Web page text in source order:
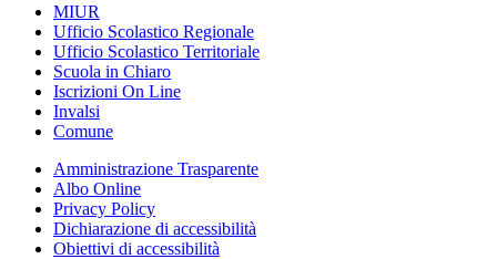
MIUR
Ufficio Scolastico Regionale
Ufficio Scolastico Territoriale
Scuola in Chiaro
Iscrizioni On Line
Invalsi
Comune
Amministrazione Trasparente
Albo Online
Privacy Policy
Dichiarazione di accessibilità
Obiettivi di accessibilità